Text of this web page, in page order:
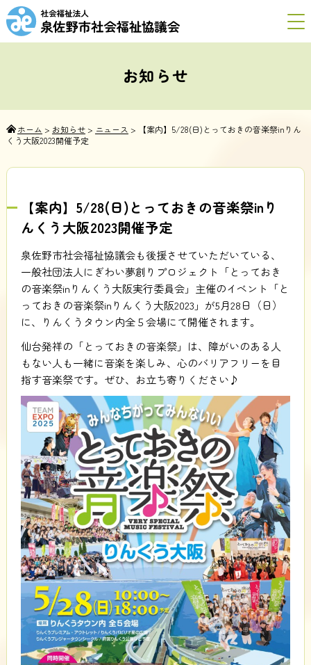
お知らせ
ホーム > お知らせ> ニュース >
【案内】5/28(日)とっておきの音楽祭inりん
くう大阪2023開催予定
【案内】5/28(日)とっておきの音楽祭inり
んくう大阪2023開催予定
泉佐野市社会福祉協議会も後援させていただいている、
一般社団法人にぎわい夢創りプロジェクト「とっておき
の音楽祭inりんくう大阪実行委員会」主催のイベント「と
っておきの音楽祭inりんくう大阪2023」が5月28日（日）
に、りんくうタウン内全５会場にて開催されます。
仙台発祥の「とっておきの音楽祭」は、障がいのある人
もない人も一緒に音楽を楽しみ、心のバリアフリーを目
指す音楽祭です。ぜひ、お立ち寄りください♪